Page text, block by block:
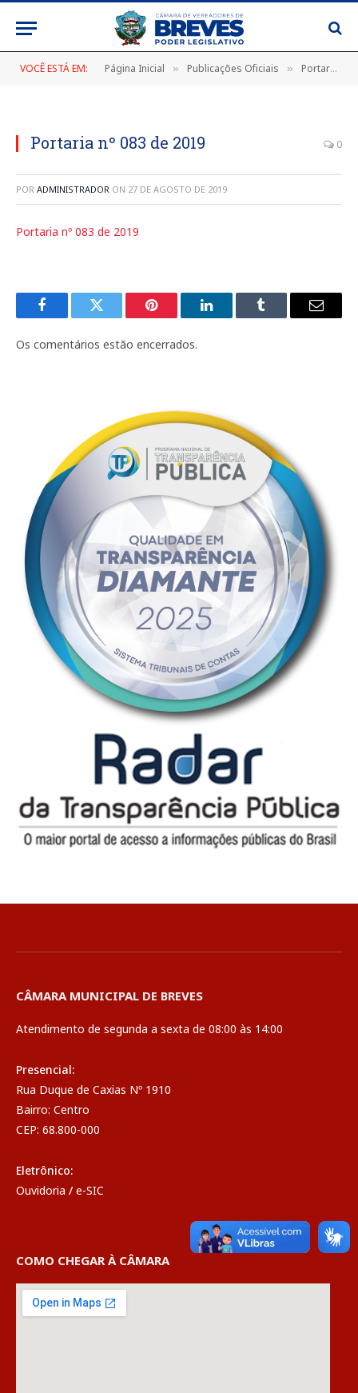
VOCÊ ESTÁ EM: Página Inicial » Publicações Oficiais » Portarias
Portaria nº 083 de 2019 0
POR ADMINISTRADOR ON 27 DE AGOSTO DE 2019
Portaria nº 083 de 2019
FacebookTwitter Pinterest LinkedInTumblr
E-
Os comentários estão encerrados.
CÂMARA MUNICIPAL DE BREVES
Atendimento de segunda a sexta de 08:00 às 14:00
Presencial:
Rua Duque de Caxias Nº 1910
Bairro: Centro
CEP: 68.800-000
Eletrônico:
Ouvidoria / e-SIC
COMO CHEGAR À CÂMARA